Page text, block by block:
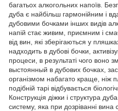
багатьох алкогольних напоїв.
дуба є найбільш гармонійним і
дубовими бочками інших видів
напій стає живим, приємним і
від вин, які зберігаються у
надходить в дубові бочки,
процеси, в результаті чого воно
выстоянный в дубових бочках,
організмом набагато краще, ніж
подібній тарі відбувається
Конструкція діжки і структура
систему, яка при дозріванні